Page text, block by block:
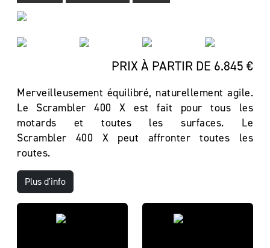
PRIX À PARTIR DE 6.845 €
Merveilleusement équilibré, naturellement agile.
Le Scrambler 400 X est fait pour tous les
motards et toutes les surfaces. Le
Scrambler 400 X peut affronter toutes les
routes.
Plus d'info